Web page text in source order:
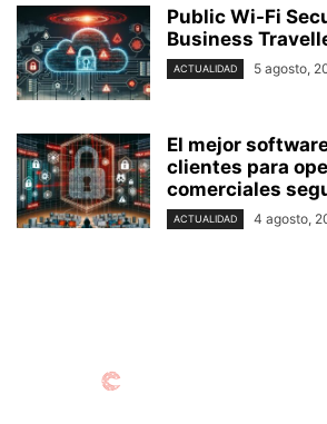
Public Wi-Fi
Business
ACTUALIDAD 5 agosto,
El mejor
clientes para
comerciales
ACTUALIDAD 4 agosto,